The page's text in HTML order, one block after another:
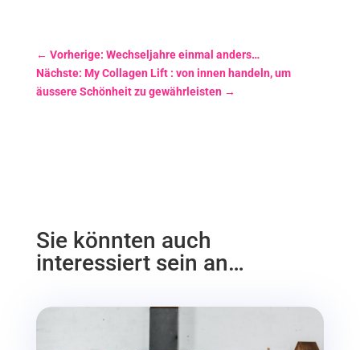
← Vorherige: Wechseljahre einmal anders…
Nächste: My Collagen Lift : von innen handeln, um
äussere Schönheit zu gewährleisten→
Sie könnten auch
interessiert sein an…